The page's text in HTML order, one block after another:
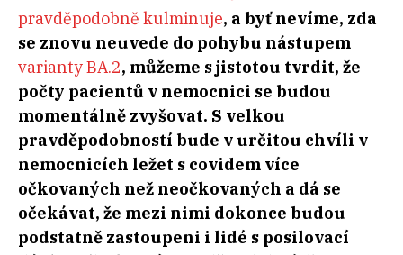
pravděpodobně kulminuje, a byť nevíme, zda
se znovu neuvede do pohybu nástupem
varianty BA.2, můžeme s jistotou tvrdit, že
počty pacientů v nemocnici se budou
momentálně zvyšovat. S velkou
pravděpodobností bude v určitou chvíli v
nemocnicích ležet s covidem více
očkovaných než neočkovaných a dá se
očekávat, že mezi nimi dokonce budou
podstatně zastoupeni i lidé s posilovací